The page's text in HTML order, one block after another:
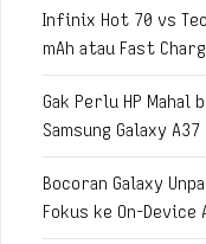
Infinix Hot 70 vs
mAh atau Fast
Gak Perlu HP
Samsung Galaxy
Bocoran Galaxy
Fokus ke On-Device